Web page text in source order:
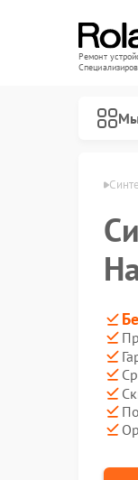
Ремонт
Roland в Воронеже